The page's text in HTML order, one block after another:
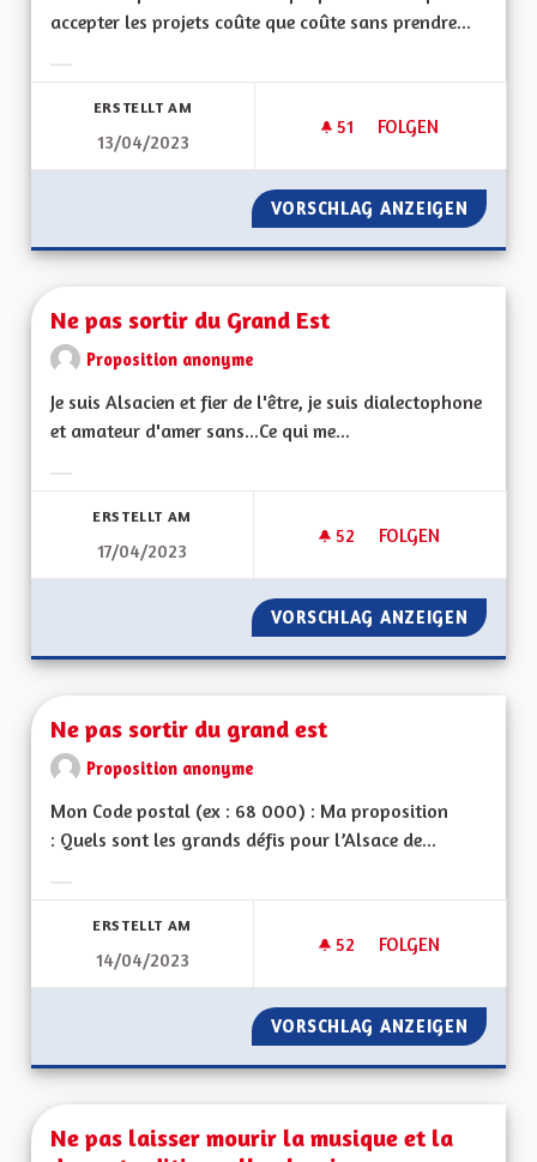
accepter les projets coûte que coûte sans prendre...
ERSTELLT AM
13/04/2023
51 51 FOLLOWER
FOLGEN
NE PLUS
VORSCHLAG ANZEIGEN NE
Ne pas sortir du Grand Est
Proposition anonyme
Je suis Alsacien et fier de l'être, je suis dialectophone
et amateur d'amer sans...Ce qui me...
ERSTELLT AM
17/04/2023
52 52 FOLLOWER
FOLGEN
NE PAS SORTIR DU
VORSCHLAG ANZEIGEN NE
Ne pas sortir du grand est
Proposition anonyme
Mon Code postal (ex : 68 000) : Ma proposition
: Quels sont les grands défis pour l’Alsace de...
ERSTELLT AM
14/04/2023
52 52 FOLLOWER
FOLGEN
NE PAS SORTIR DU
VORSCHLAG ANZEIGEN NE
Ne pas laisser mourir la musique et la